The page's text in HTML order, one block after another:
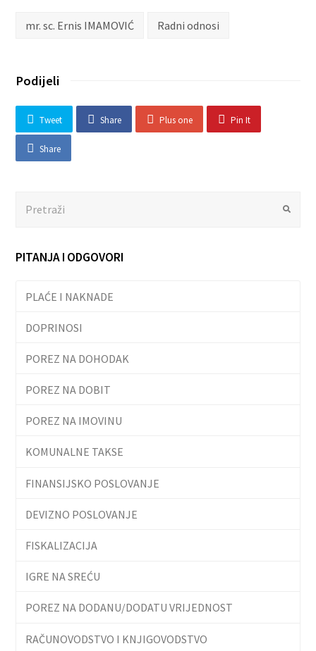
mr. sc. Ernis IMAMOVIĆ Radni odnosi
Podijeli
Tweet Share Plus one Pin It
Share
Submit
PITANJA I ODGOVORI
PLAĆE I NAKNADE
DOPRINOSI
POREZ NA DOHODAK
POREZ NA DOBIT
POREZ NA IMOVINU
KOMUNALNE TAKSE
FINANSIJSKO POSLOVANJE
DEVIZNO POSLOVANJE
FISKALIZACIJA
IGRE NA SREĆU
POREZ NA DODANU/DODATU VRIJEDNOST
RAČUNOVODSTVO I KNJIGOVODSTVO